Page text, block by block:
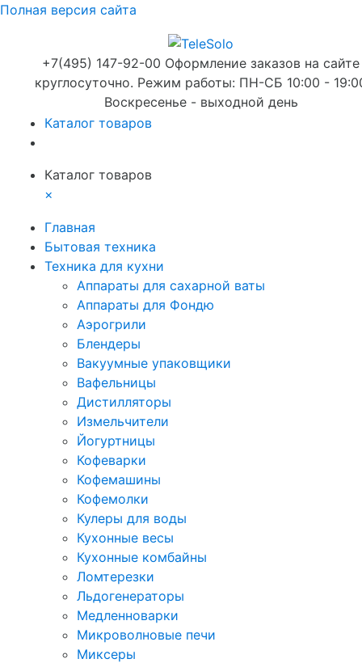
Полная версия сайта
+7(495) 147-92-00 Оформление заказов на сайте
круглосуточно. Режим работы: ПН-СБ 10:00 -
Воскресенье - выходной день
Каталог товаров
Каталог товаров
×
Главная
Бытовая техника
Техника для кухни
Аппараты для сахарной ваты
Аппараты для Фондю
Аэрогрили
Блендеры
Вакуумные упаковщики
Вафельницы
Дистилляторы
Измельчители
Йогуртницы
Кофеварки
Кофемашины
Кофемолки
Кулеры для воды
Кухонные весы
Кухонные комбайны
Ломтерезки
Льдогенераторы
Медленноварки
Микроволновые печи
Миксеры